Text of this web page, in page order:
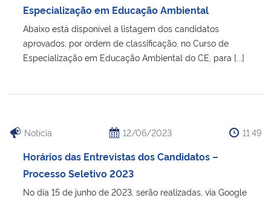
Especialização em Educação Ambiental
Abaixo está disponível a listagem dos candidatos
aprovados, por ordem de classificação, no Curso de
Especialização em Educação Ambiental do CE, para [...]
Notícia 12/06/2023 11:49
Horários das Entrevistas dos Candidatos –
Processo Seletivo 2023
No dia 15 de junho de 2023, serão realizadas, via Google